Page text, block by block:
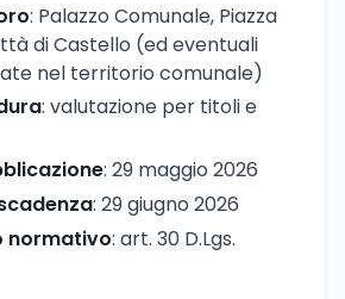
: Palazzo Comunale, Piazza
di Castello (ed eventuali
nel territorio comunale)
: valutazione per titoli e
: 29 maggio 2026
: 29 giugno 2026
normativo: art. 30 D.Lgs.